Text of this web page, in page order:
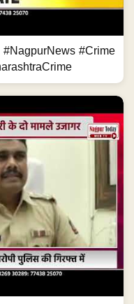
#NagpurNews #Crime